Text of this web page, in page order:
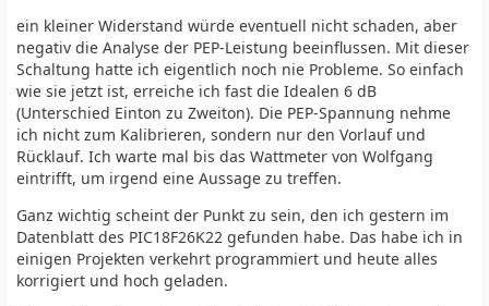
ein kleiner Widerstand würde eventuell nicht schaden, aber
negativ die Analyse der PEP-Leistung beeinflussen. Mit dieser
Schaltung hatte ich eigentlich noch nie Probleme. So einfach
wie sie jetzt ist, erreiche ich fast die Idealen 6 dB
(Unterschied Einton zu Zweiton). Die PEP-Spannung nehme
ich nicht zum Kalibrieren, sondern nur den Vorlauf und
Rücklauf. Ich warte mal bis das Wattmeter von Wolfgang
eintrifft, um irgend eine Aussage zu treffen.
Ganz wichtig scheint der Punkt zu sein, den ich gestern im
Datenblatt des PIC18F26K22 gefunden habe. Das habe ich in
einigen Projekten verkehrt programmiert und heute alles
korrigiert und hoch geladen.